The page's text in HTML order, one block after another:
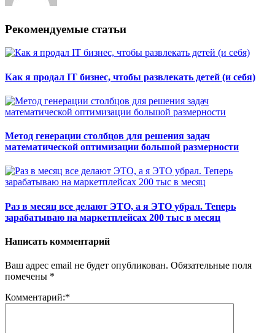
Рекомендуемые статьи
Как я продал IT бизнес, чтобы развлекать детей (и себя)
Метод генерации столбцов для решения задач
математической оптимизации большой размерности
Раз в месяц все делают ЭТО, а я ЭТО убрал. Теперь
зарабатываю на маркетплейсах 200 тыс в месяц
Написать комментарий
Ваш адрес email не будет опубликован. Обязательные поля
помечены *
Комментарий:*